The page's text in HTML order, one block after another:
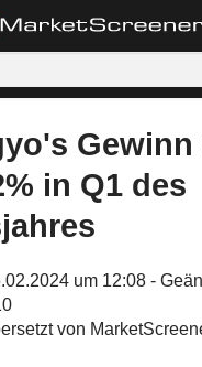
in Q1 des
um 12:08 -
von